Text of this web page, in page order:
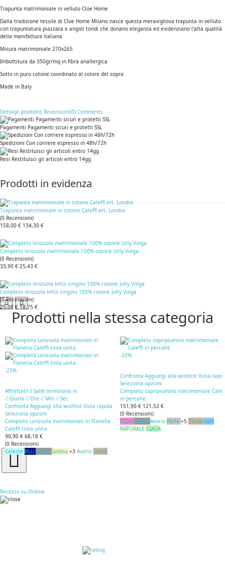
Trapunta matrimoniale in velluto Cloe Home
Dalla tradizione tessile di Cloe Home Milano nasce questa meravigliosa trapunta in velluto
con trapuntatura piazzata e angoli tondi che donano eleganza ed evidenziano l'alta qualità
della manifattura italiana
Misura matrimoniale 270x265
Imbottitura da 350gr/mq in fibra anallergica
Sotto in puro cotone coordinato al colore del sopra
Made in Italy
Dettagli prodotto Recensioni(0) Comments
Pagamenti Pagamenti sicuri e protetti SSL
Spedizioni Con corriere espresso in 48h/72h
Resi Restituisci gli articoli entro 14gg
Prodotti in evidenza
Trapunta matrimoniale in cotone Caleffi art. Londra
(0 Recensioni)
158,00 € 134,30 €
Completo lenzuola matrimoniale 100% cotone Jolly Volga
(0 Recensioni)
33,90 € 25,43 €
Completo lenzuola letto singolo 100% cotone Jolly Volga
(0Recensioni)
25,00 € 18,75 €
Prodotti nella stessa categoria
-25%
Affrettati! I Saldi terminano in
Giorni
Ore Min
Sec
Confronta Aggiungi alla wishlist Vista rapida
Seleziona opzioni
Completo Lenzuola matrimoniali in Flanella
Caleffi tinta unita
90,90 € 68,18 €
(0 Recensioni)
Celeste BLU Grigio Sabbia +3 Avorio Corda
-20%
Confronta Aggiungi alla wishlist Vista
Seleziona opzioni
Completo copripiumino matrimoniale
in percalle
151,90 € 121,52 €
(0 Recensioni)
ROSA Grigio Avorio Perla +5 Corda Avio
NATURALE GIADA
Recesso su Ordine
RECENSIONI DEI